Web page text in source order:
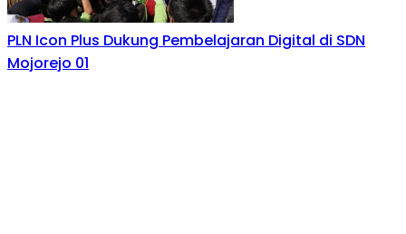
PLN Icon Plus Dukung Pembelajaran Digital di SDN
Mojorejo 01